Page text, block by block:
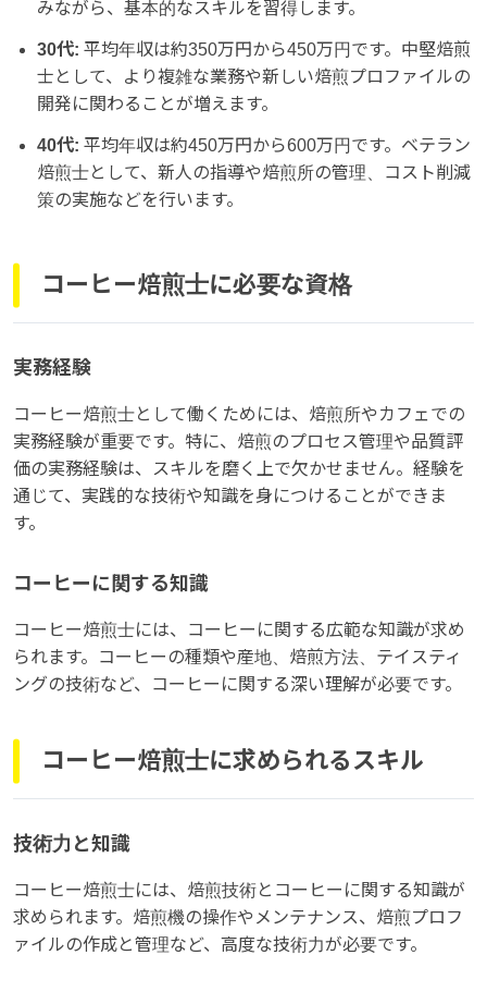
みながら、基本的なスキルを習得します。
30代: 平均年収は約350万円から450万円です。中堅焙煎
士として、より複雑な業務や新しい焙煎プロファイルの
開発に関わることが増えます。
40代: 平均年収は約450万円から600万円です。ベテラン
焙煎士として、新人の指導や焙煎所の管理、コスト削減
策の実施などを行います。
コーヒー焙煎士に必要な資格
実務経験
コーヒー焙煎士として働くためには、焙煎所やカフェでの
実務経験が重要です。特に、焙煎のプロセス管理や品質評
価の実務経験は、スキルを磨く上で欠かせません。経験を
通じて、実践的な技術や知識を身につけることができま
す。
コーヒーに関する知識
コーヒー焙煎士には、コーヒーに関する広範な知識が求め
られます。コーヒーの種類や産地、焙煎方法、テイスティ
ングの技術など、コーヒーに関する深い理解が必要です。
コーヒー焙煎士に求められるスキル
技術力と知識
コーヒー焙煎士には、焙煎技術とコーヒーに関する知識が
求められます。焙煎機の操作やメンテナンス、焙煎プロフ
ァイルの作成と管理など、高度な技術力が必要です。